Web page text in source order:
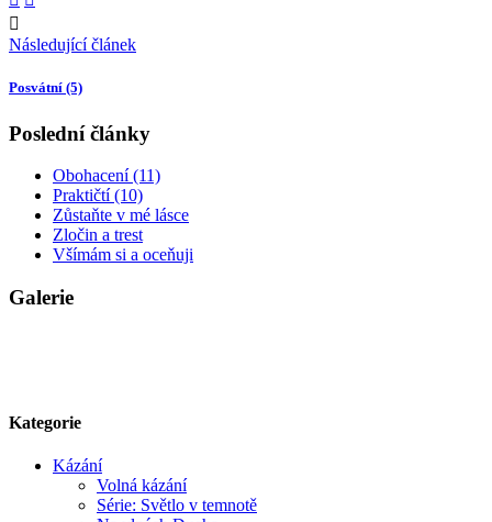
Následující článek
Posvátní (5)
Poslední články
Obohacení (11)
Praktičtí (10)
Zůstaňte v mé lásce
Zločin a trest
Všímám si a oceňuji
Galerie
Kategorie
Kázání
Volná kázání
Série: Světlo v temnotě